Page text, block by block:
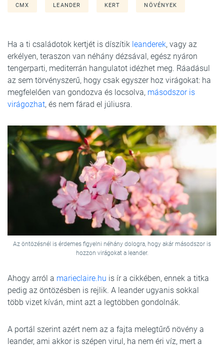
CMX LEANDER KERT NÖVÉNYEK
Ha a ti családotok kertjét is díszítik leanderek, vagy az
erkélyen, teraszon van néhány dézsával, egész nyáron
tengerparti, mediterrán hangulatot idézhet meg. Ráadásul
az sem törvényszerű, hogy csak egyszer hoz virágokat: ha
megfelelően van gondozva és locsolva, másodszor is
virágozhat, és nem fárad el júliusra.
Az öntözésnél is érdemes figyelni néhány dologra, hogy akár másodszor is
hozzon virágokat a leander.
Ahogy arról a marieclaire.hu is ír a cikkében, ennek a titka
pedig az öntözésben is rejlik. A leander ugyanis sokkal
több vizet kíván, mint azt a legtöbben gondolnák.
A portál szerint azért nem az a fajta melegtűrő növény a
leander, ami akkor is szépen virul, ha nem éri víz, mert a